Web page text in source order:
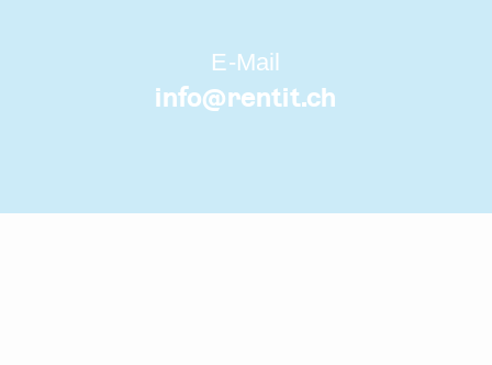
E-Mail
info@rentit.ch